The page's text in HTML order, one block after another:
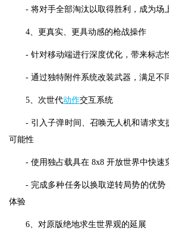
- 将对手全部淘汰以取得胜利，成为场
4、更真实、更具动感的枪战操作
- 针对移动端进行深度优化，带来标志
- 通过独特附件系统改装武器，满足不
5、次世代动作交互系统
- 引入子弹时间、召唤无人机和请求支
可能性
- 使用独占载具在 8x8 开放世界中快速
- 完成多种任务以换取逆转局势的优势
体验
6、对原版绝地求生世界观的延展